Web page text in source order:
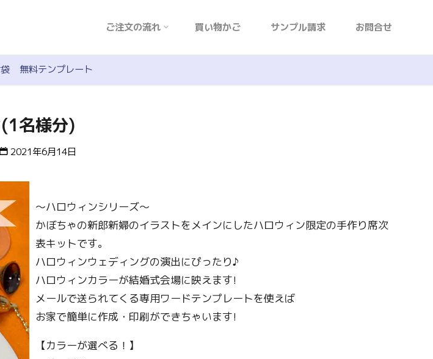
ご注文の流れ 買い物かご サンプル請求 お問合せ
無料テンプレート
名様分)
2021年6月14日
〜ハロウィンシリーズ〜
かぼちゃの新郎新婦のイラストをメインにしたハロウィン限定の手作り席次
表キットです。
ハロウィンウェディングの演出にぴったり♪
ハロウィンカラーが結婚式会場に映えます!
メールで送られてくる専用ワードテンプレートを使えば
お家で簡単に作成・印刷ができちゃいます!
【カラーが選べる！】